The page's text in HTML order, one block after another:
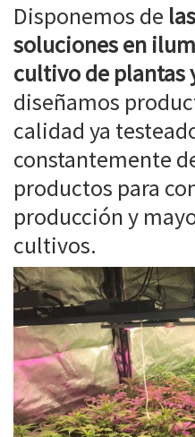
Disponemos de
soluciones en
cultivo de plantas
diseñamos
calidad ya
constantemente
productos para
producción y
cultivos.